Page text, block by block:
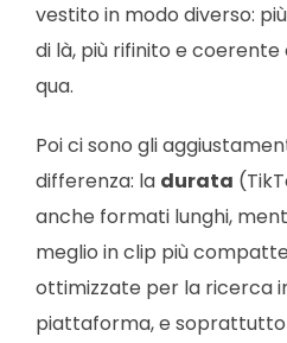
vestito in modo diverso:
di là, più rifinito e coerente
qua.
Poi ci sono gli
differenza: la durata
anche formati lunghi,
meglio in clip più
ottimizzate per la ricerca
piattaforma, e soprattutto